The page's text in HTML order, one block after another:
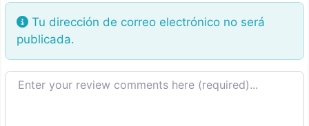
Tu dirección de correo electrónico no será
publicada.
Texto de la reseña